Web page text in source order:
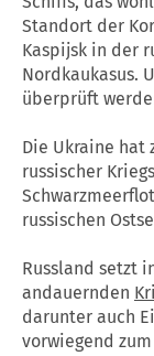
Standort der
Kaspijsk in der
Nordkaukasus.
überprüft
Die Ukraine hat
russischer
russischen
Russland setzt
andauernden
darunter auch
vorwiegend